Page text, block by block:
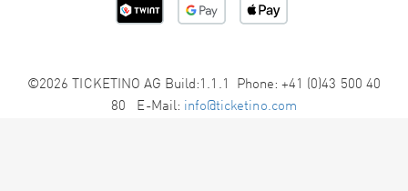
©2026 TICKETINO AG Build:1.1.1 Phone: +41 (0)43 500 40
80 E-Mail: info@ticketino.com